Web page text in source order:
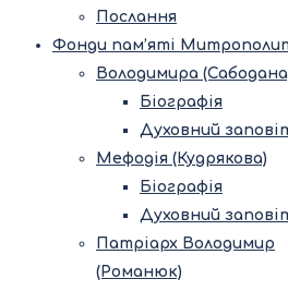
Послання
Фонди пам’яті
Володимира
Біографія
Духовний
Мефодія (Кудрякова)
Біографія
Духовний
Патріарх Володимир
(Романюк)